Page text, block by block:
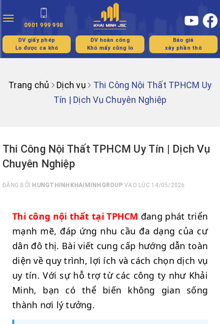
Toggle
navigation
0901 999 998
DV giấy phép
Lo được ca khó
DV hoàn công
Khó mấy cũng lo
Báo giá
xây phần thô
Trang chủ Dịch vụ
Thi Công Nội Thất TPHCM Uy
Tín | Dịch Vụ Chuyên Nghiệp
Thi Công Nội Thất TPHCM Uy Tín | Dịch Vụ
Chuyên Nghiệp
ĐĂNG BỞI HUNGTHINHKHAIMINHGROUPVÀO LÚC 14/05/2026
Thi công nội thất tại TPHCM đang phát triển
mạnh mẽ, đáp ứng nhu cầu đa dạng của cư
dân đô thị. Bài viết cung cấp hướng dẫn toàn
diện về quy trình, lợi ích và cách chọn dịch vụ
uy tín. Với sự hỗ trợ từ các công ty như Khải
Minh, bạn có thể biến không gian sống
thành nơi lý tưởng.